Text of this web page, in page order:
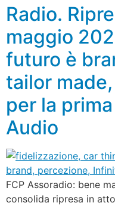
Radio.
maggio
futuro è
tailor
per la
Audio
FCP Assoradio: bene
consolida ripresa in